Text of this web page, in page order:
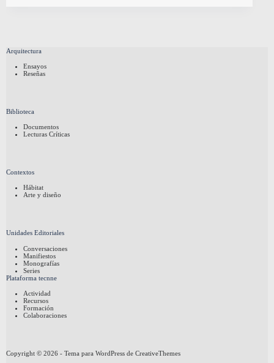
Arquitectura
Ensayos
Reseñas
Biblioteca
Documentos
Lecturas Críticas
Contextos
Hábitat
Arte y diseño
Unidades Editoriales
Conversaciones
Manifiestos
Monografías
Series
Plataforma tecnne
Actividad
Recursos
Formación
Colaboraciones
Copyright © 2026 - Tema para WordPress de CreativeThemes